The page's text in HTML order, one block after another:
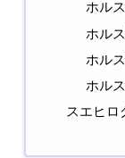
ホル
ホル
ホル
ホル
スエヒロ